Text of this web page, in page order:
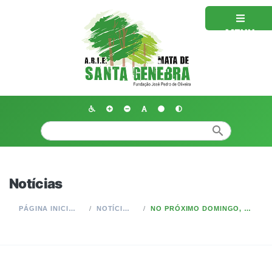
MENU
search
Notícias
PÁGINA INICIAL NOTÍCIAS NO PRÓXIMO DOMINGO, 24/05, TEM VISITA AUTOGUIADA NA MATA